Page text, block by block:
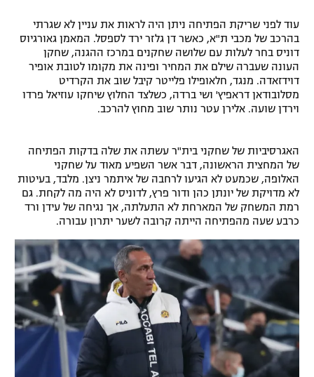
תנאי שימוש
מדיניות פרטיות
תקנון פעילות ספורט 1
רשיון להקרנה פומבית לבית עסק
הצטרפות לחבילת הערוצים
לוח דרושים – ג'ובנט
תגיות
המגזין
אומנויות לחימה
גיימינג E-Sports
עוד לפני שריקת הפתיחה ניתן היה לראות את עניין לא שגרתי
בהרכב של מכבי ת"א, כאשר דן גלזר ירד לספסל. המאמן גאורגיוס
דוניס בחר לעלות עם שלושה שחקנים במרכז ההגנה, שחקן
העונה שעברה שילם את המחיר ופינה את מקומו לטובת אופיר
דוידזאדה. מנגד, חלאופילו פלייטר קיבל שוב את הקרדיט
מסלובודאן דראפיץ' ושי ברדה, כשלצד החלוץ שיחקו עוזיאל פרדו
וירדן שועה. אלירן עטר נותר שוב מחוץ להרכב.
האגרסיביות של שחקני בית"ר עשתה את שלה בדקות הפתיחה
של המחצית הראשונה, דבר אשר השפיע מאוד על שחקני
האלופה, שכמעט לא הגיעו לרחבה של איתמר ניצן. מלבד, בעיטות
לא מדויקת של יונתן כהן ודור פרץ, לדוניס לא היה מה לקחת. גם
רמת המשחק של המארחת לא התעלתה, אך נגיחה של עידן ורד
כרבע שעה מהפתיחה הייתה קרובה לשער יתרון עבורה.